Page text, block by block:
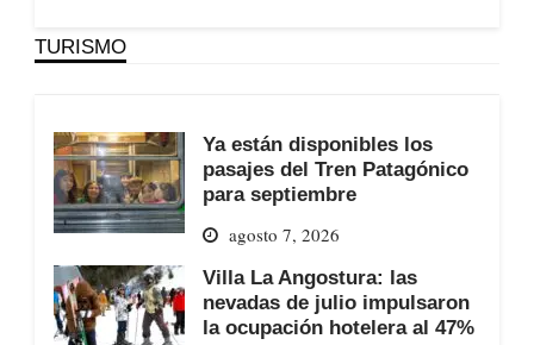
TURISMO
Ya están disponibles los
pasajes del Tren Patagónico
para septiembre
agosto 7, 2026
Villa La Angostura: las
nevadas de julio impulsaron
la ocupación hotelera al 47%